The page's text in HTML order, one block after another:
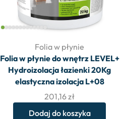
Folia w płynie
Folia w płynie do wnętrz LEVEL+
Hydroizolacja łazienki 20Kg
elastyczna izolacja L+08
201,16zł
Dodaj do koszyka